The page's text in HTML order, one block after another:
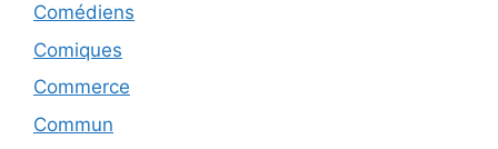
Comédiens
Comiques
Commerce
Commun